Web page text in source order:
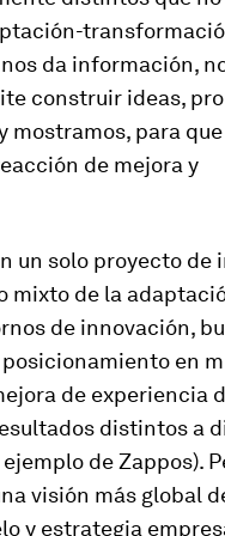
da información,
construir ideas,
mostramos, para
de mejora y
un solo proyecto de
mixto de la
de innovación,
en
de experiencia
distintos a
de Zappos).
visión más global
y estrategia